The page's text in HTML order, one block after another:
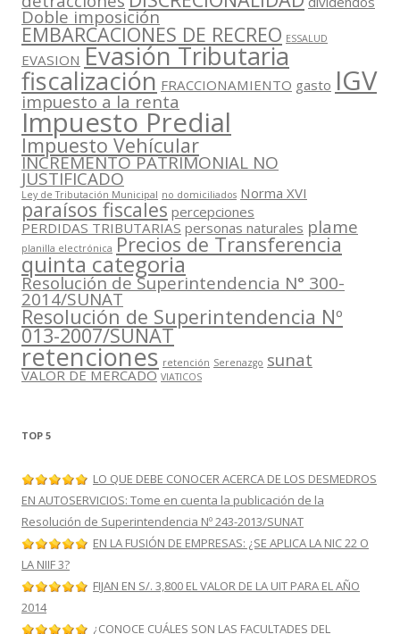
Doble imposición
EMBARCACIONES DE RECREO ESSALUD
EVASION Evasión Tributaria
fiscalización FRACCIONAMIENTO gasto IGV
impuesto a la renta
Impuesto Predial
Impuesto Vehícular
INCREMENTO PATRIMONIAL NO
JUSTIFICADO
Ley de Tributación Municipal no domiciliados Norma XVI
paraísos fiscales percepciones
PERDIDAS TRIBUTARIAS personas naturales plame
planilla electrónica Precios de Transferencia
quinta categoria
Resolución de Superintendencia N° 300-
2014/SUNAT
Resolución de Superintendencia Nº
013-2007/SUNAT
retenciones retención Serenazgo sunat
VALOR DE MERCADO VIATICOS
TOP 5
LO QUE DEBE CONOCER ACERCA DE LOS DESMEDROS
EN AUTOSERVICIOS: Tome en cuenta la publicación de la
Resolución de Superintendencia Nº 243-2013/SUNAT
EN LA FUSIÓN DE EMPRESAS: ¿SE APLICA LA NIC 22 O
LA NIIF 3?
FIJAN EN S/. 3,800 EL VALOR DE LA UIT PARA EL AÑO
2014
¿CONOCE CUÁLES SON LAS FACULTADES DEL